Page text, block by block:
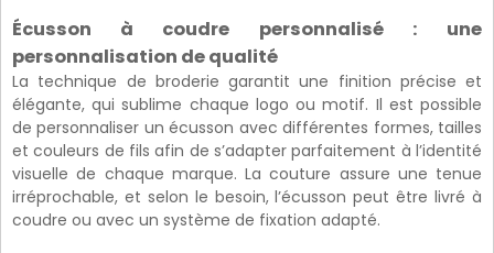
Écusson à coudre personnalisé : une
personnalisation de qualité
La technique de broderie garantit une finition précise et
élégante, qui sublime chaque logo ou motif. Il est possible
de personnaliser un écusson avec différentes formes, tailles
et couleurs de fils afin de s’adapter parfaitement à l’identité
visuelle de chaque marque. La couture assure une tenue
irréprochable, et selon le besoin, l’écusson peut être livré à
coudre ou avec un système de fixation adapté.